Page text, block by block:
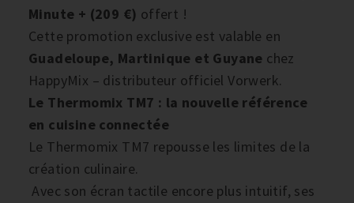
Minute + (209 €) offert !
Cette promotion exclusive est valable en
Guadeloupe, Martinique et Guyane chez
HappyMix – distributeur officiel Vorwerk.
Le Thermomix TM7 : la nouvelle référence
en cuisine connectée
Le Thermomix TM7 repousse les limites de la
création culinaire.
Avec son écran tactile encore plus intuitif, ses